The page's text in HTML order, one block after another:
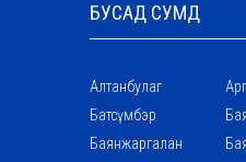
БУСАД СУМД
Алтанбулаг
Батсүмбэр
Баянжаргалан